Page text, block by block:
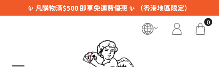
✨ 凡購物滿$500 即享免運費優惠 ✨ （香港地區限定）
0